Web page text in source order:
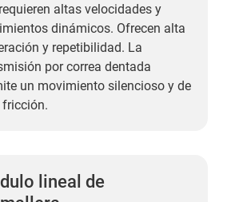
altas velocidades y
dinámicos. Ofrecen alta
y repetibilidad. La
por correa dentada
un movimiento silencioso y de
fricción.
lineal de